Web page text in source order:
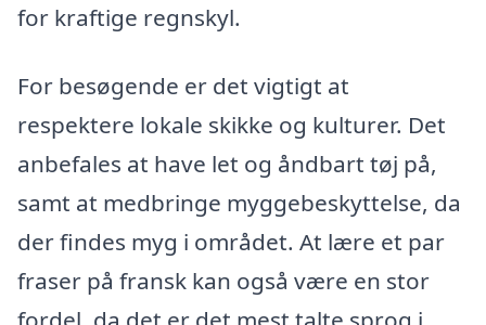
for kraftige regnskyl.
For besøgende er det vigtigt at
respektere lokale skikke og kulturer. Det
anbefales at have let og åndbart tøj på,
samt at medbringe myggebeskyttelse, da
der findes myg i området. At lære et par
fraser på fransk kan også være en stor